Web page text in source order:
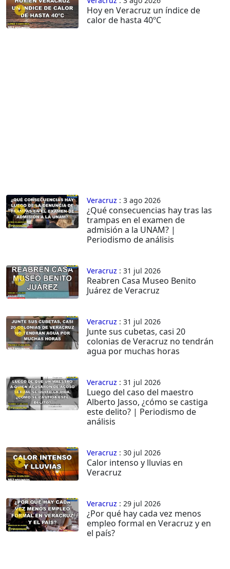
Hoy en Veracruz un índice de
calor de hasta 40ºC
Veracruz : 3 ago 2026
¿Qué consecuencias hay tras las
trampas en el examen de
admisión a la UNAM? |
Periodismo de análisis
Veracruz : 31 jul 2026
Reabren Casa Museo Benito
Juárez de Veracruz
Veracruz : 31 jul 2026
Junte sus cubetas, casi 20
colonias de Veracruz no tendrán
agua por muchas horas
Veracruz : 31 jul 2026
Luego del caso del maestro
Alberto Jasso, ¿cómo se castiga
este delito? | Periodismo de
análisis
Veracruz : 30 jul 2026
Calor intenso y lluvias en
Veracruz
Veracruz : 29 jul 2026
¿Por qué hay cada vez menos
empleo formal en Veracruz y en
el país?